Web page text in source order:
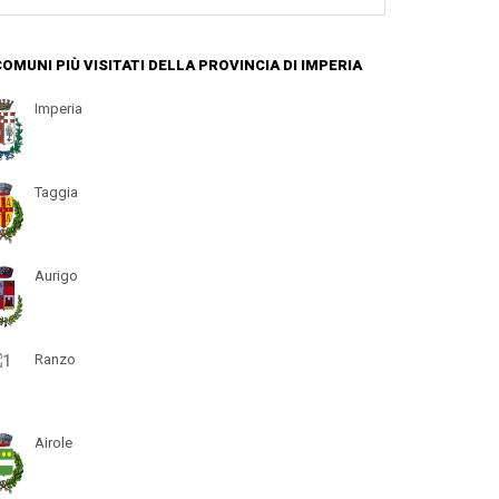
PIÙ VISITATI DELLA PROVINCIA DI IMPERIA
Imperia
Taggia
Aurigo
Ranzo
Airole